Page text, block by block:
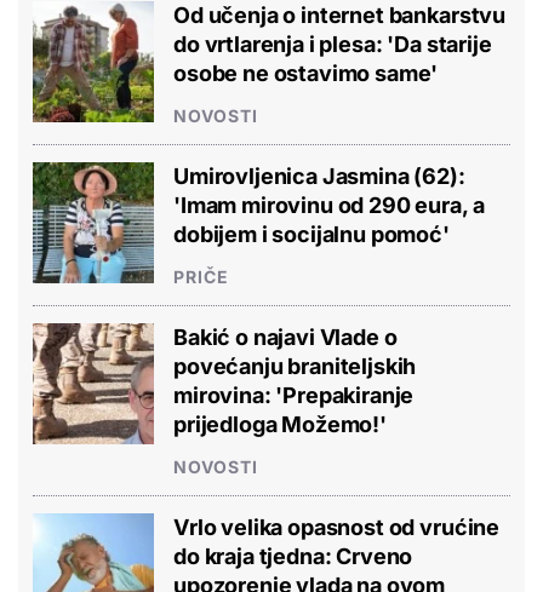
Od učenja o internet bankarstvu
do vrtlarenja i plesa: 'Da starije
osobe ne ostavimo same'
NOVOSTI
Umirovljenica Jasmina (62):
'Imam mirovinu od 290 eura, a
dobijem i socijalnu pomoć'
PRIČE
Bakić o najavi Vlade o
povećanju braniteljskih
mirovina: 'Prepakiranje
prijedloga Možemo!'
NOVOSTI
Vrlo velika opasnost od vrućine
do kraja tjedna: Crveno
upozorenje vlada na ovom